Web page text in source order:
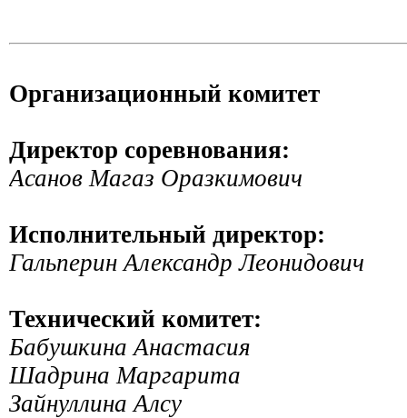
Организационный комитет
Директор соревнования:
Асанов Магаз Оразкимович
Исполнительный директор:
Гальперин Александр Леонидович
Технический комитет:
Бабушкина Анастасия
Шадрина Маргарита
Зайнуллина Алсу